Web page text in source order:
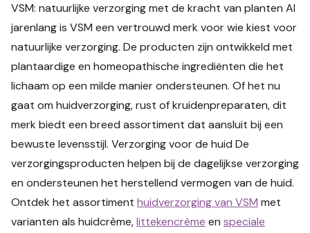
VSM: natuurlijke verzorging met de kracht van planten Al
jarenlang is VSM een vertrouwd merk voor wie kiest voor
natuurlijke verzorging. De producten zijn ontwikkeld met
plantaardige en homeopathische ingrediënten die het
lichaam op een milde manier ondersteunen. Of het nu
gaat om huidverzorging, rust of kruidenpreparaten, dit
merk biedt een breed assortiment dat aansluit bij een
bewuste levensstijl. Verzorging voor de huid De
verzorgingsproducten helpen bij de dagelijkse verzorging
en ondersteunen het herstellend vermogen van de huid.
Ontdek het assortiment huidverzorging van VSM met
varianten als huidcrème,littekencrème en speciale